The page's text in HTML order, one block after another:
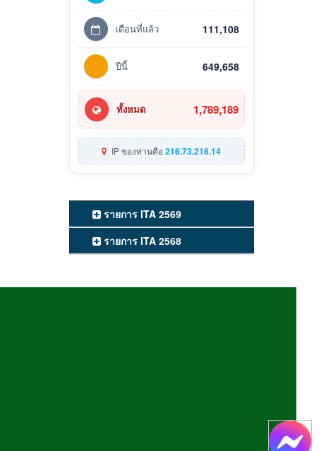
เดือนที่แล้ว 111,108
ปีนี้ 649,658
ทั้งหมด 1,789,189
IP ของท่านคือ216.73.216.14
รายการ ITA 2569
รายการ ITA 2568